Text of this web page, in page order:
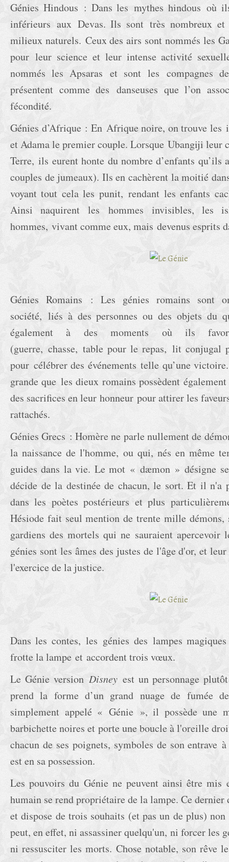
Génies Hindous : Dans les mythes hindous où
inférieurs aux Devas. Ils sont très nombreux et
milieux naturels. Ceux des airs sont nommés les
pour leur science et leur intense activité
nommés les Apsaras et sont les compagnes
présentent comme des danseuses que l’on
fécondité.
Génies d’Afrique : En Afrique noire, on trouve les
et Adama le premier couple. Lorsque Ubangiji leur
Terre, ils eurent honte du nombre d’enfants qu’ils
couples de jumeaux). Ils en cachèrent la moitié
voyant tout cela les punit, rendant les enfants
Ainsi naquirent les hommes invisibles, les
hommes, vivant comme eux, mais devenus esprits
Génies Romains : Les génies romains sont
société, liés à des personnes ou des objets du
également à des moments où ils
(guerre, chasse, table pour le repas, lit
pour célébrer des événements telle qu’une
grande que les dieux romains possèdent
des sacrifices en leur honneur pour attirer les
rattachés.
Génies Grecs : Homère ne parle nullement de
la naissance de l'homme, ou qui, nés en même
guides dans la vie. Le mot « dæmon » désigne
décide de la destinée de chacun, le sort. Et il n'a
dans les poètes postérieurs et plus
Hésiode fait seul mention de trente mille démons,
gardiens des mortels qui ne sauraient apercevoir
génies sont les âmes des justes de l'âge d'or, et
l'exercice de la justice.
Dans les contes, les génies des lampes
frotte la lampe et accordent trois vœux.
Le Génie version Disneyest un personnage
prend la forme d’un grand nuage de fumée
simplement appelé « Génie », il possède une
barbichette noires et porte une boucle à l'oreille
chacun de ses poignets, symboles de son entrave
est en sa possession.
Les pouvoirs du Génie ne peuvent ainsi être mis
humain se rend propriétaire de la lampe. Ce
et dispose de trois souhaits (et pas un de plus)
peut, en effet, ni assassiner quelqu'un, ni forcer les
ni ressusciter les morts. Chose notable, son rêve